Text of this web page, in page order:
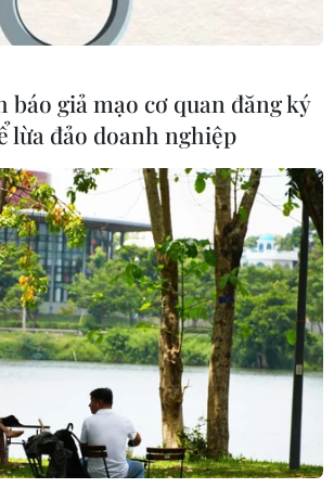
báo giả mạo cơ quan đăng ký
lừa đảo doanh nghiệp